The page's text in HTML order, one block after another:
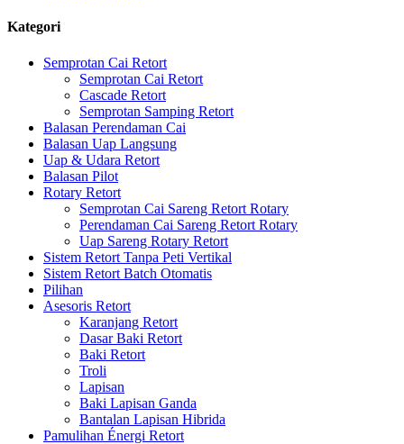
Kategori
Semprotan Cai Retort
Semprotan Cai Retort
Cascade Retort
Semprotan Samping Retort
Balasan Perendaman Cai
Balasan Uap Langsung
Uap & Udara Retort
Balasan Pilot
Rotary Retort
Semprotan Cai Sareng Retort Rotary
Perendaman Cai Sareng Retort Rotary
Uap Sareng Rotary Retort
Sistem Retort Tanpa Peti Vertikal
Sistem Retort Batch Otomatis
Pilihan
Asesoris Retort
Karanjang Retort
Dasar Baki Retort
Baki Retort
Troli
Lapisan
Baki Lapisan Ganda
Bantalan Lapisan Hibrida
Pamulihan Énergi Retort